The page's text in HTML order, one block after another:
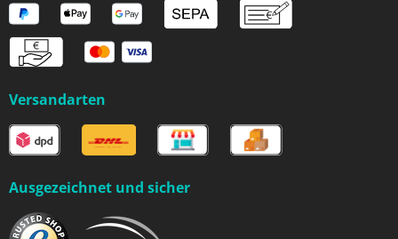
Versandarten
Ausgezeichnet und sicher